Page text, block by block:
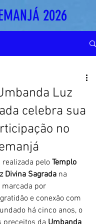
2026
Luz
celebra sua
no
pelo Templo
Divina Sagrada na
marcada por
e conexão com
há cinco anos, o